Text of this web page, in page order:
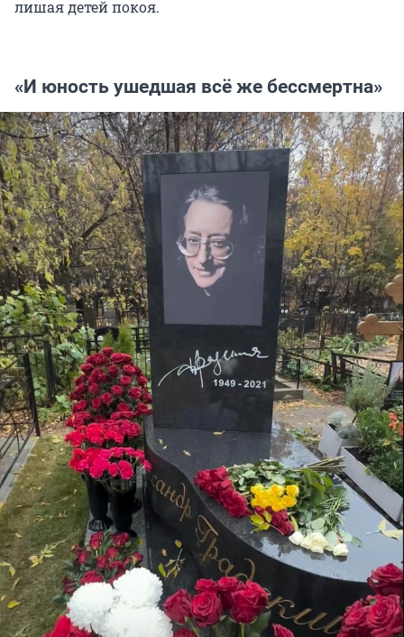
лишая детей покоя.
«И юность ушедшая всё же бессмертна»